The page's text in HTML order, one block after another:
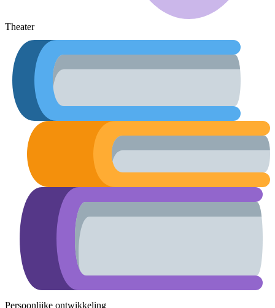
Theater
Persoonlijke ontwikkeling